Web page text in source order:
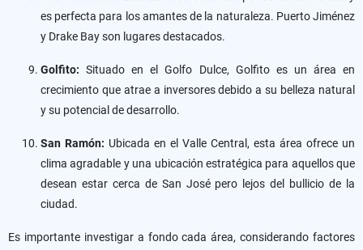
es perfecta para los amantes de la naturaleza. Puerto Jiménez
y Drake Bay son lugares destacados.
Golfito: Situado en el Golfo Dulce, Golfito es un área en
crecimiento que atrae a inversores debido a su belleza natural
y su potencial de desarrollo.
San Ramón: Ubicada en el Valle Central, esta área ofrece un
clima agradable y una ubicación estratégica para aquellos que
desean estar cerca de San José pero lejos del bullicio de la
ciudad.
Es importante investigar a fondo cada área, considerando factores